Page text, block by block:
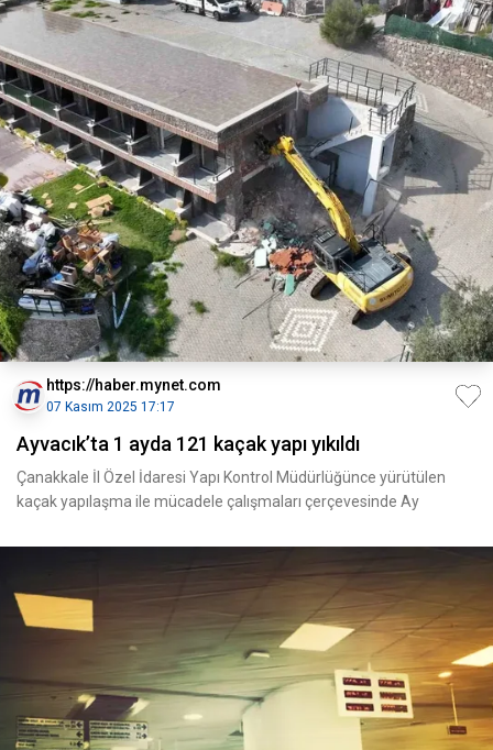
https://haber.mynet.com
07 Kasım 2025 17:17
Ayvacık’ta 1 ayda 121 kaçak yapı yıkıldı
Çanakkale İl Özel İdaresi Yapı Kontrol Müdürlüğünce yürütülen
kaçak yapılaşma ile mücadele çalışmaları çerçevesinde Ay